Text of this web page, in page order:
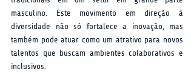
masculino. Este movimento em direção à
diversidade não só fortalece a inovação, mas
também pode atuar como um atrativo para novos
talentos que buscam ambientes colaborativos e
inclusivos.